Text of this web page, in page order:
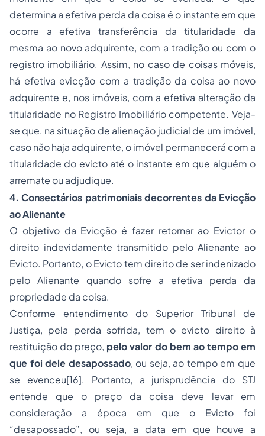
determina a efetiva perda da coisa é o instante em que
ocorre a efetiva transferência da titularidade da
mesma ao novo adquirente, com a tradição ou com o
registro imobiliário. Assim, no caso de coisas móveis,
há efetiva evicção com a tradição da coisa ao novo
adquirente e, nos imóveis, com a efetiva alteração da
titularidade no Registro Imobiliário competente. Veja-
se que, na situação de alienação judicial de um imóvel,
caso não haja adquirente, o imóvel permanecerá com a
titularidade do evicto até o instante em que alguém o
arremate ou adjudique.
4. Consectários patrimoniais decorrentes da Evicção
ao Alienante
O objetivo da Evicção é fazer retornar ao Evictor o
direito indevidamente transmitido pelo Alienante ao
Evicto. Portanto, o Evicto tem direito de ser indenizado
pelo Alienante quando sofre a efetiva perda da
propriedade da coisa.
Conforme entendimento do Superior Tribunal de
Justiça, pela perda sofrida, tem o evicto direito à
restituição do preço, pelo valor do bem ao tempo em
que foi dele desapossado, ou seja, ao tempo em que
se evenceu[16]. Portanto, a jurisprudência do STJ
entende que o preço da coisa deve levar em
consideração a época em que o Evicto foi
“desapossado”, ou seja, a data em que houve a